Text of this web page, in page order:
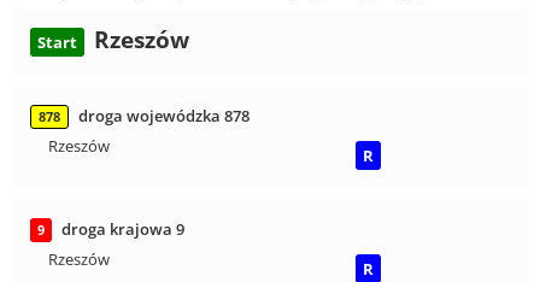
Start Rzeszów
878
droga wojewódzka 878
Rzeszów
R
9
droga krajowa 9
Rzeszów
R